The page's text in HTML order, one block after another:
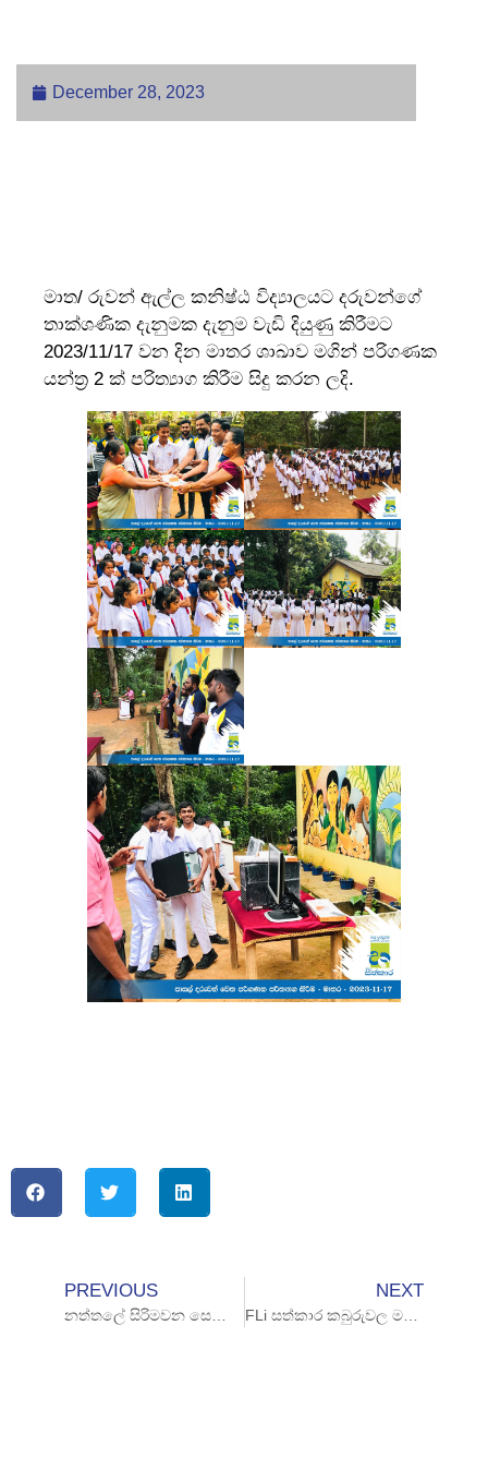
December 28, 2023
මාත/ රුවන් ඇල්ල කනිෂ්ඨ විද්‍යාලයට දරුවන්ගේ
තාක්ශණික දැනුමක දැනුම වැඩි දියුණු කිරීමට
2023/11/17 වන දින මාතර ශාඛාව මගින් පරිගණක
යන්ත්‍ර 2 ක් පරිත්‍යාග කිරීම සිදු කරන ලදි.
PREVIOUS NEXT
FLi සත්කාර කබුරුවල මහා විද්‍යාලයට